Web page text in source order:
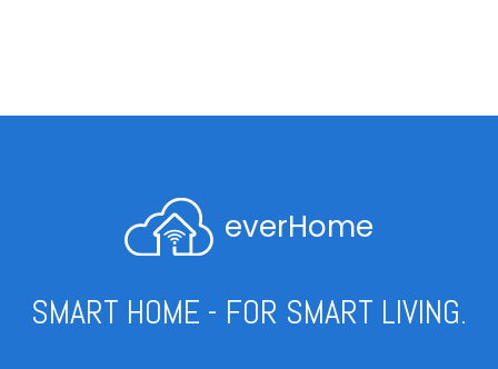
everHome
SMART HOME - FOR SMART LIVING.